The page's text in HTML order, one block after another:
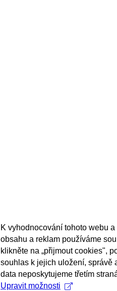
K vyhodnocování tohoto webu
obsahu a reklam používáme
klikněte na „přijmout cookies",
souhlas k jejich uložení, správě
data neposkytujeme třetím
Upravit možnosti